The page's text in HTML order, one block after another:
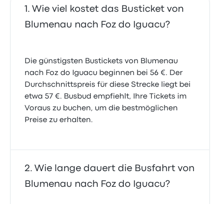
Wie viel kostet das Busticket von
Blumenau nach Foz do Iguacu?
Die günstigsten Bustickets von Blumenau
nach Foz do Iguacu beginnen bei 56 €. Der
Durchschnittspreis für diese Strecke liegt bei
etwa 57 €. Busbud empfiehlt, Ihre Tickets im
Voraus zu buchen, um die bestmöglichen
Preise zu erhalten.
Wie lange dauert die Busfahrt von
Blumenau nach Foz do Iguacu?